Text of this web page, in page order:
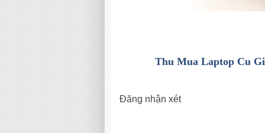
Thu Mua Laptop Cu
Đăng nhận xét